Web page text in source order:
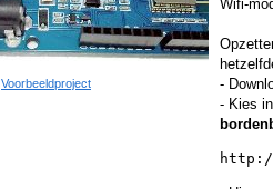
Voorbeeldproject
Wifi-
-
- Kies
http://